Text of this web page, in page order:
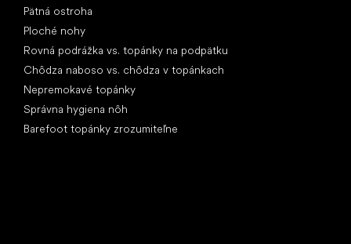
Pätná ostroha
Ploché nohy
Rovná podrážka vs. topánky na podpätku
Chôdza naboso vs. chôdza v topánkach
Nepremokavé topánky
Správna hygiena nôh
Barefoot topánky zrozumiteľne